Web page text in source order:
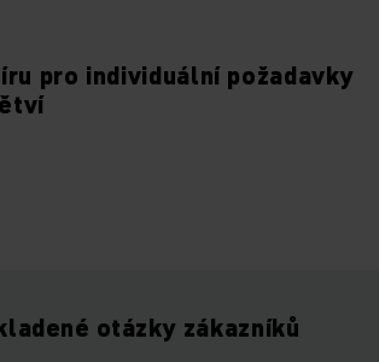
pro individuální požadavky
otázky zákazníků